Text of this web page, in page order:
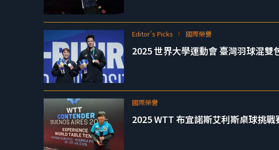
Editor's Picks 國際榮譽
2025 世界大學運動會 臺灣羽球混雙
國際榮譽
2025 WTT 布宜諾斯艾利斯桌球挑